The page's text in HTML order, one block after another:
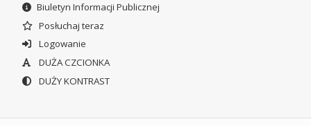
Biuletyn Informacji Publicznej
Posłuchaj teraz
Logowanie
DUŻA CZCIONKA
DUŻY KONTRAST